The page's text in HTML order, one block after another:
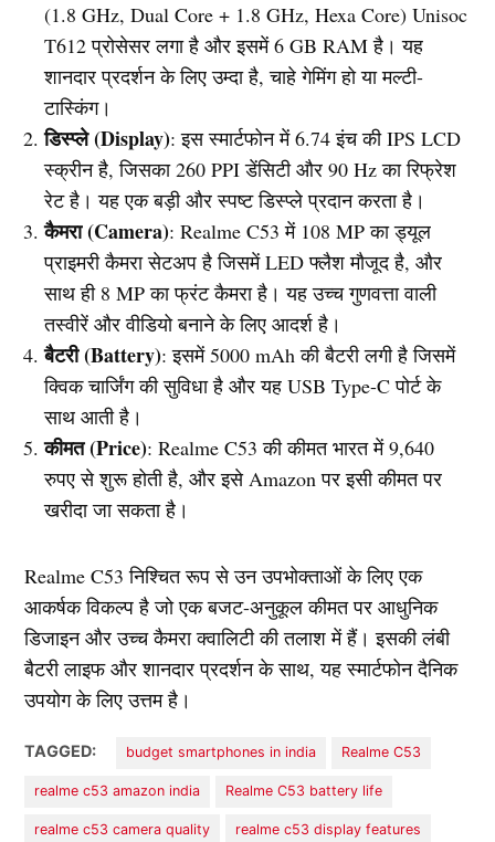
(1.8 GHz, Dual Core + 1.8 GHz, Hexa Core) Unisoc
T612 प्रोसेसर लगा है और इसमें 6 GB RAM है। यह
शानदार प्रदर्शन के लिए उम्दा है, चाहे गेमिंग हो या मल्टी-
टास्किंग।
डिस्प्ले (Display): इस स्मार्टफोन में 6.74 इंच की IPS LCD
स्क्रीन है, जिसका 260 PPI डेंसिटी और 90 Hz का रिफ्रेश
रेट है। यह एक बड़ी और स्पष्ट डिस्प्ले प्रदान करता है।
कैमरा (Camera): Realme C53 में 108 MP का ड्यूल
प्राइमरी कैमरा सेटअप है जिसमें LED फ्लैश मौजूद है, और
साथ ही 8 MP का फ्रंट कैमरा है। यह उच्च गुणवत्ता वाली
तस्वीरें और वीडियो बनाने के लिए आदर्श है।
बैटरी (Battery): इसमें 5000 mAh की बैटरी लगी है जिसमें
क्विक चार्जिंग की सुविधा है और यह USB Type-C पोर्ट के
साथ आती है।
कीमत (Price): Realme C53 की कीमत भारत में 9,640
रुपए से शुरू होती है, और इसे Amazon पर इसी कीमत पर
खरीदा जा सकता है।
Realme C53 निश्चित रूप से उन उपभोक्ताओं के लिए एक
आकर्षक विकल्प है जो एक बजट-अनुकूल कीमत पर आधुनिक
डिजाइन और उच्च कैमरा क्वालिटी की तलाश में हैं। इसकी लंबी
बैटरी लाइफ और शानदार प्रदर्शन के साथ, यह स्मार्टफोन दैनिक
उपयोग के लिए उत्तम है।
TAGGED: budget smartphones in india Realme C53
realme c53 amazon india Realme C53 battery life
realme c53 camera quality realme c53 display features